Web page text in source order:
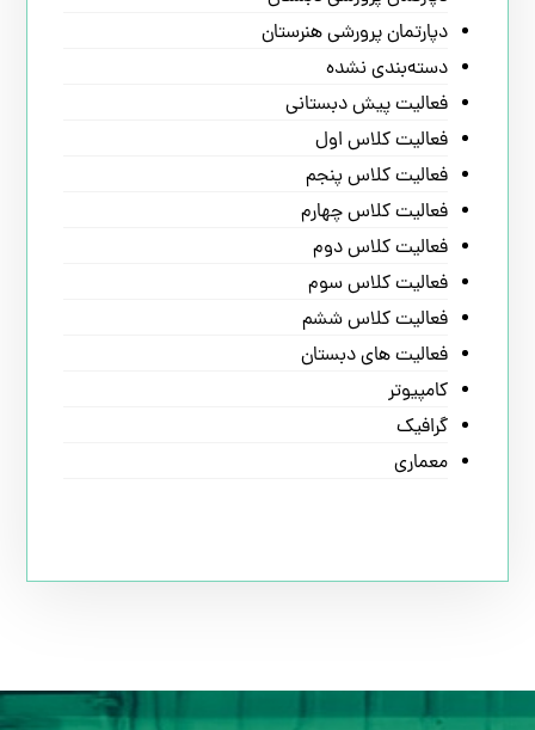
دپارتمان پرورشی هنرستان
دسته‌بندی نشده
فعالیت پیش دبستانی
فعالیت کلاس اول
فعالیت کلاس پنجم
فعالیت کلاس چهارم
فعالیت کلاس دوم
فعالیت کلاس سوم
فعالیت کلاس ششم
فعالیت های دبستان
کامپیوتر
گرافیک
معماری